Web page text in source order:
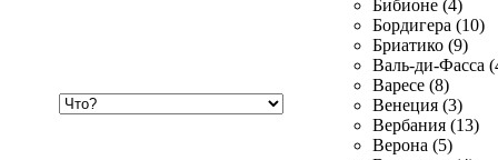
Бибионе (4)
Бордигера (10)
Бриатико (9)
Валь-ди-Фасса
Варесе (8)
Венеция (3)
Вербания (13)
Верона (5)